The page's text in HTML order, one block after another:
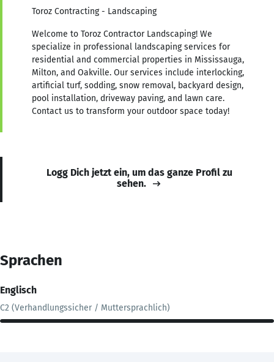
Toroz Contracting - Landscaping
Welcome to Toroz Contractor Landscaping! We
specialize in professional landscaping services for
residential and commercial properties in Mississauga,
Milton, and Oakville. Our services include interlocking,
artificial turf, sodding, snow removal, backyard design,
pool installation, driveway paving, and lawn care.
Contact us to transform your outdoor space today!
Logg Dich jetzt ein, um das ganze Profil zu
sehen.
Sprachen
Englisch
C2 (Verhandlungssicher / Muttersprachlich)